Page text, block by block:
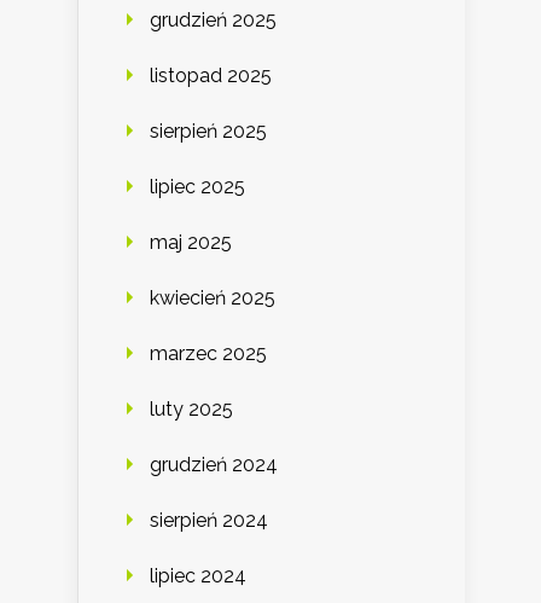
grudzień 2025
listopad 2025
sierpień 2025
lipiec 2025
maj 2025
kwiecień 2025
marzec 2025
luty 2025
grudzień 2024
sierpień 2024
lipiec 2024